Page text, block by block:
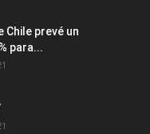
Chile prevé un
para...